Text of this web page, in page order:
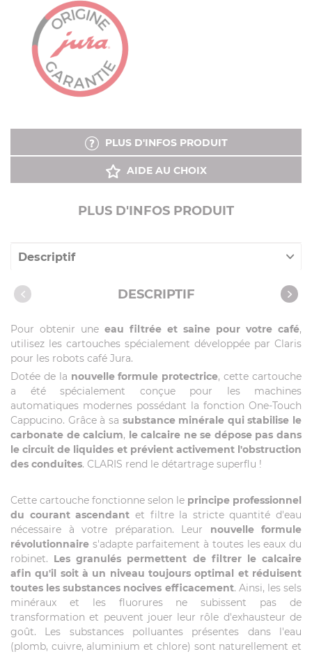
PLUS D'INFOS PRODUIT
AIDE AU CHOIX
PLUS D'INFOS PRODUIT
Descriptif
Caractéristiques DESCRIPTIF
Pour obtenir une eau filtrée et saine pour votre café,
utilisez les cartouches spécialement développée par Claris
pour les robots café Jura.
Dotée de la nouvelle formule protectrice, cette cartouche
a été spécialement conçue pour les machines
automatiques modernes possédant la fonction One-Touch
Cappucino. Grâce à sa substance minérale qui stabilise le
carbonate de calcium, le calcaire ne se dépose pas dans
le circuit de liquides et prévient activement l'obstruction
des conduites. CLARIS rend le détartrage superflu !
Cette cartouche fonctionne selon le principe professionnel
du courant ascendant et filtre la stricte quantité d'eau
nécessaire à votre préparation. Leur nouvelle formule
révolutionnaire s'adapte parfaitement à toutes les eaux du
robinet. Les granulés permettent de filtrer le calcaire
afin qu'il soit à un niveau toujours optimal et réduisent
toutes les substances nocives efficacement. Ainsi, les sels
minéraux et les fluorures ne subissent pas de
transformation et peuvent jouer leur rôle d'exhausteur de
goût. Les substances polluantes présentes dans l'eau
(plomb, cuivre, aluminium et chlore) sont naturellement et